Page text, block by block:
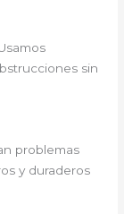
sin
problemas
y duraderos